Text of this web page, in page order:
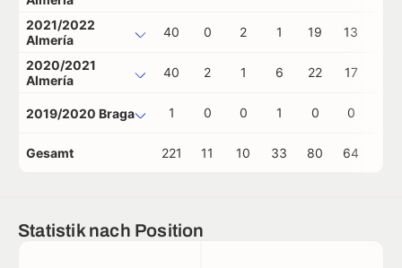
2021/2022
Almería
40 0 2 1 19 13
2020/2021
Almería
40 2 1 6 22 17
2019/2020 Braga 1 0 0 1 0 0
Gesamt 221 11 10 33 80 64
Statistik nach Position